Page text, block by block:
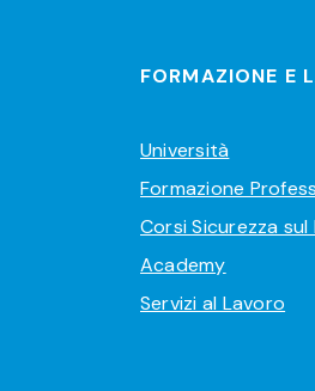
FORMAZIONE E
Università
Formazione
Corsi Sicurezza sul
Academy
Servizi al Lavoro